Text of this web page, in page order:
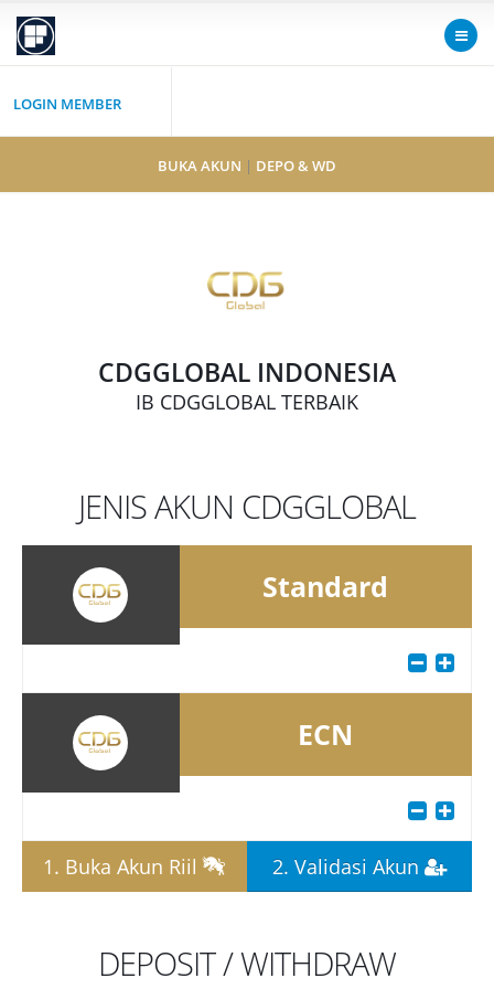
LOGIN MEMBER
BUKA AKUN | DEPO & WD
CDGGLOBAL INDONESIA
IB CDGGLOBAL TERBAIK
JENIS AKUN CDGGLOBAL
Standard
ECN
1. Buka Akun Riil 2. Validasi Akun
DEPOSIT / WITHDRAW